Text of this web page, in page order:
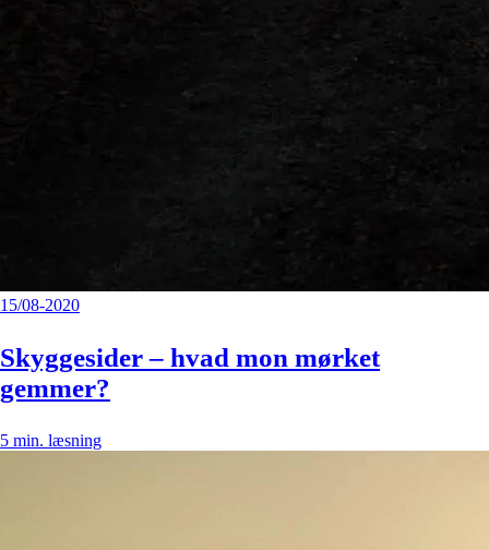
15/08-2020
Skyggesider – hvad mon mørket
gemmer?
5 min. læsning